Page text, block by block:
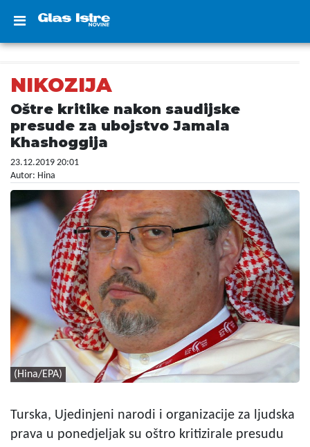
NIKOZIJA
Oštre kritike nakon saudijske
presude za ubojstvo Jamala
Khashoggija
23.12.2019 20:01
Autor: Hina
(Hina/EPA)
Turska, Ujedinjeni narodi i organizacije za ljudska
prava u ponedjeljak su oštro kritizirale presudu